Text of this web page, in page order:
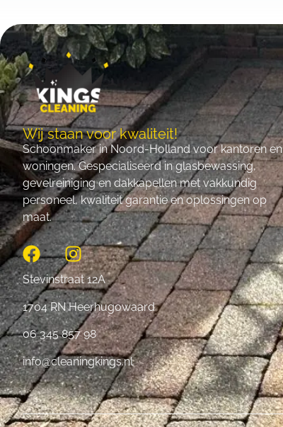
Wij staan voor kwaliteit!
Schoonmaker in Noord-Holland voor kantoren en
woningen. Gespecialiseerd in glasbewassing,
gevelreiniging en dakkapellen met vakkundig
personeel, kwaliteit garantie en oplossingen op
maat.
Stevinstraat 12A
1704 RN Heerhugowaard
06 345 857 98
info@cleaningkings.nl